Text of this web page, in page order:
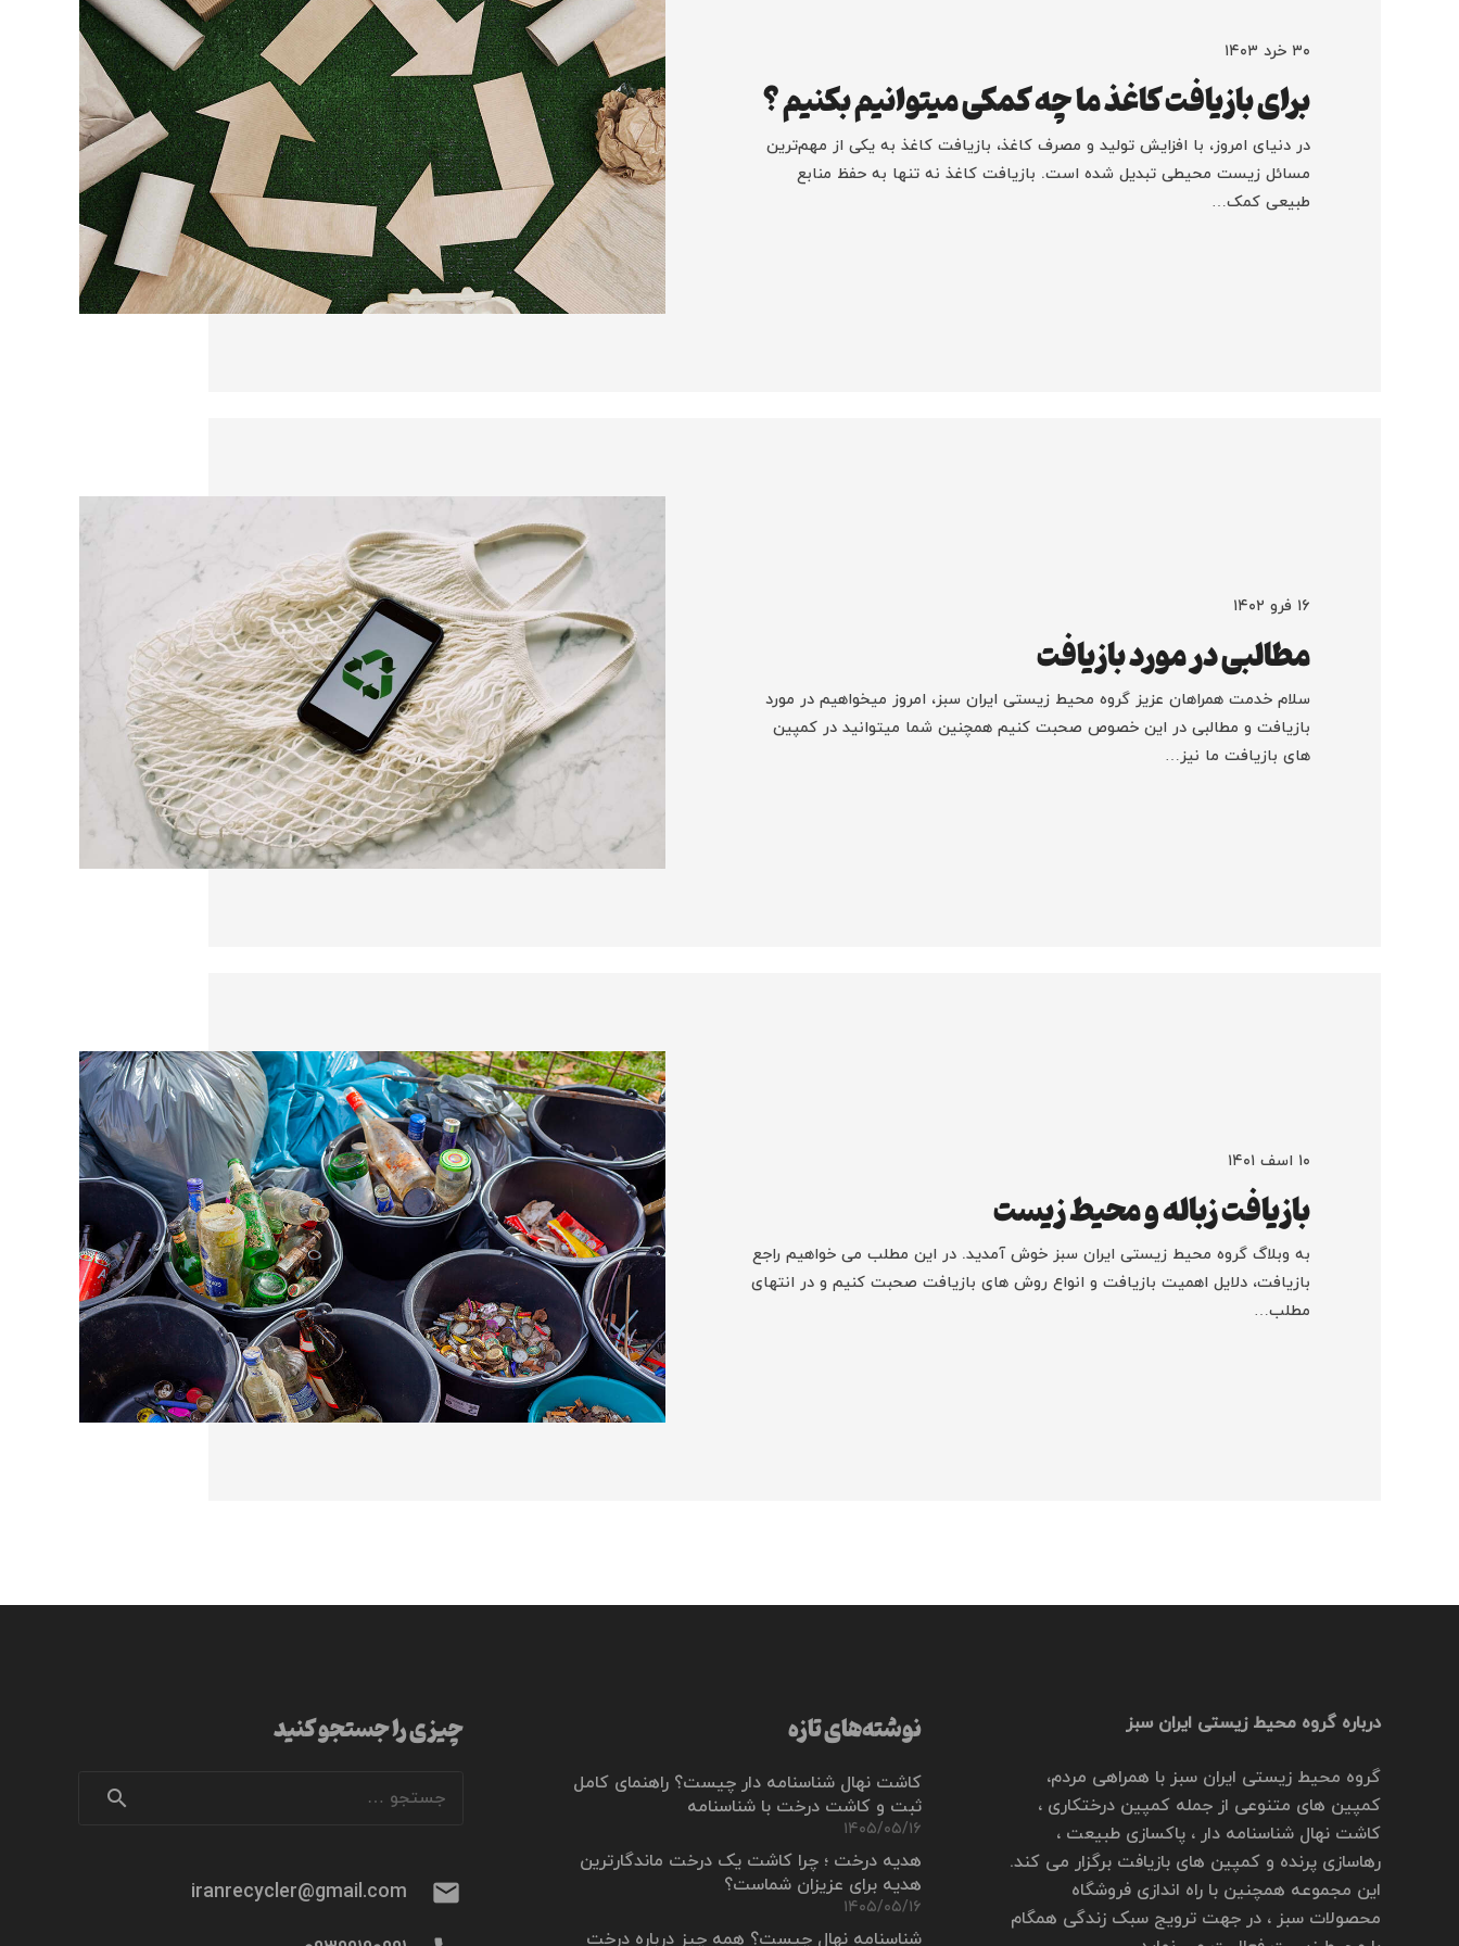
۳۰ خرد ۱۴۰۳
برای بازیافت کاغذ ما چه کمکی میتوانیم بکنیم ؟
در دنیای امروز، با افزایش تولید و مصرف کاغذ، بازیافت کاغذ به یکی از مهم‌ترین
مسائل زیست محیطی تبدیل شده است. بازیافت کاغذ نه تنها به حفظ منابع
طبیعی کمک…
۱۶ فرو ۱۴۰۲
مطالبی در مورد بازیافت
سلام خدمت همراهان عزیز گروه محیط زیستی ایران سبز، امروز میخواهیم در مورد
بازیافت و مطالبی در این خصوص صحبت کنیم همچنین شما میتوانید در کمپین
های بازیافت ما نیز…
۱۰ اسف ۱۴۰۱
بازیافت زباله و محیط زیست
به وبلاگ گروه محیط زیستی ایران سبز خوش آمدید. در این مطلب می خواهیم راجع
بازیافت، دلایل اهمیت بازیافت و انواع روش های بازیافت صحبت کنیم و در انتهای
مطلب…
درباره گروه محیط زیستی ایران سبز
گروه محیط زیستی ایران سبز با همراهی مردم،
کمپین های متنوعی از جمله کمپین درختکاری ،
کاشت نهال شناسنامه دار ، پاکسازی طبیعت ،
رهاسازی پرنده و کمپین های بازیافت برگزار می کند.
این مجموعه همچنین با راه اندازی فروشگاه
محصولات سبز ، در جهت ترویج سبک زندگی همگام
نوشته‌های تازه
کاشت نهال شناسنامه دار چیست؟ راهنمای کامل
ثبت و کاشت درخت با شناسنامه
۱۴۰۵/۰۵/۱۶
هدیه درخت ؛ چرا کاشت یک درخت ماندگارترین
هدیه برای عزیزان شماست؟
۱۴۰۵/۰۵/۱۶
شناسنامه نهال چیست؟ همه چیز درباره درخت
چیزی را جستجو کنید
برای:
mail
iranrecycler@gmail.com